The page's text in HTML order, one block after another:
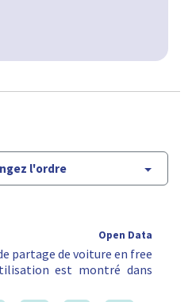
l'ordre
Open Data
partage de voiture en free
est montré dans